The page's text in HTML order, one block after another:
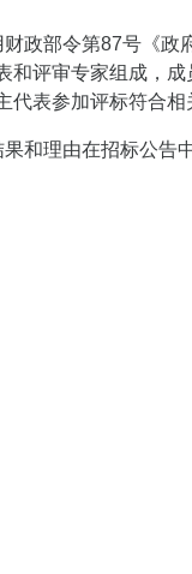
政部令第87号《政
和评审专家组成，
表参加评标符合相
和理由在招标公告